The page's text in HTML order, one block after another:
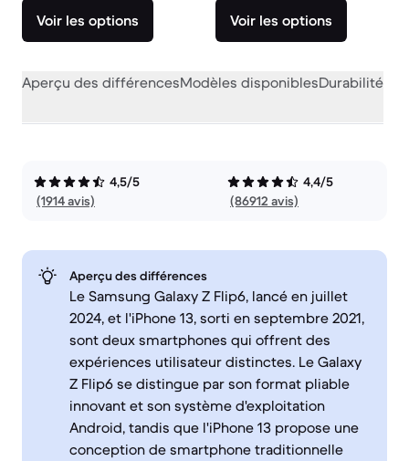
Voir les options Voir les options
Aperçu des différencesModèles disponiblesDurabilité
4,5/5
(1914 avis)
4,4/5
(86912 avis)
Aperçu des différences
Le Samsung Galaxy Z Flip6, lancé en juillet
2024, et l'iPhone 13, sorti en septembre 2021,
sont deux smartphones qui offrent des
expériences utilisateur distinctes. Le Galaxy
Z Flip6 se distingue par son format pliable
innovant et son système d'exploitation
Android, tandis que l'iPhone 13 propose une
conception de smartphone traditionnelle